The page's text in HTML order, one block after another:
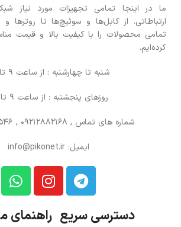
ما در اینجا تمامی تجهیزات مورد نیاز
ارتباطاتی. از کابل‌ها و سوئیچ‌ها تا روترها و
تمامی محصولات را با کیفیت بالا و قیمت
کرده‌ایم.
شنبه تا چهارشنبه : از ساعت 9 تا 18
روزهای پنجشنبه : از ساعت 9 تا 14
شماره های تماس , 09212882168 , 09352266546
ایمیل: info@pikonet.ir
دسترسی سریع راهنمای